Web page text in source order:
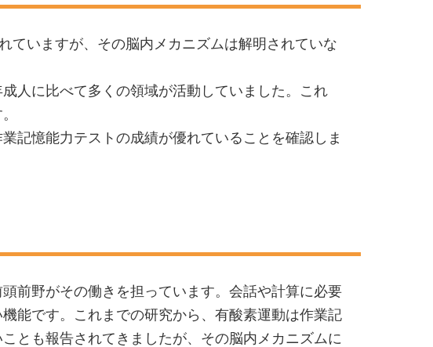
ていますが、その脳内メカニズムは解明されていな
人に比べて多くの領域が活動していました。これ
記憶能力テストの成績が優れていることを確認しま
前野がその働きを担っています。会話や計算に必要
能です。これまでの研究から、有酸素運動は作業記
とも報告されてきましたが、その脳内メカニズムに